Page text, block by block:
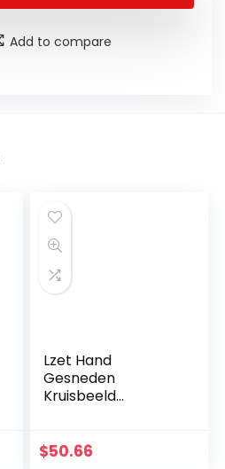
Add to compare
Lzet Hand
Gesneden
Kruisbeeld
Hars Materiaal
$50.66